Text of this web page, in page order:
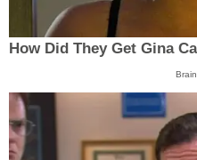
How Did They Get Gina